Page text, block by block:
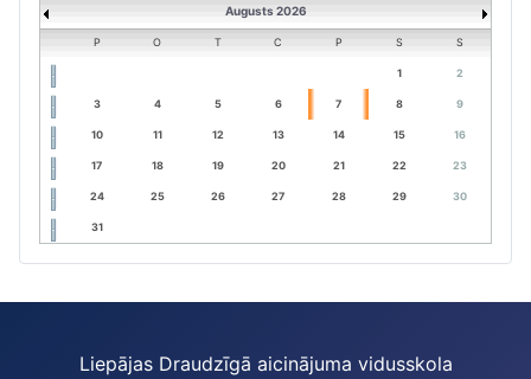
Augusts 2026
P O T C P S S
1 2
3 4 5 6 7 8 9
10 11 12 13 14 15 16
17 18 19 20 21 22 23
24 25 26 27 28 29 30
31
Liepājas Draudzīgā aicinājuma vidusskola